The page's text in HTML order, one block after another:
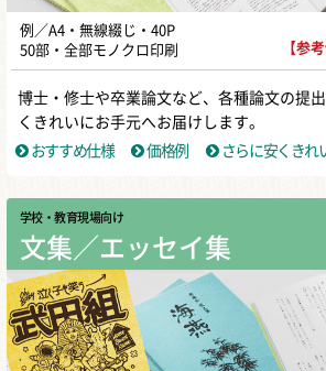
例／A4・無線綴じ・40P
50部・全部モノクロ印刷
【参
博士・修士や卒業論文など、各種論文の提
くきれいにお手元へお届けします。
おすすめ仕様
価格例 さらに安くきれ
学校・教育現場向け
文集／エッセイ集